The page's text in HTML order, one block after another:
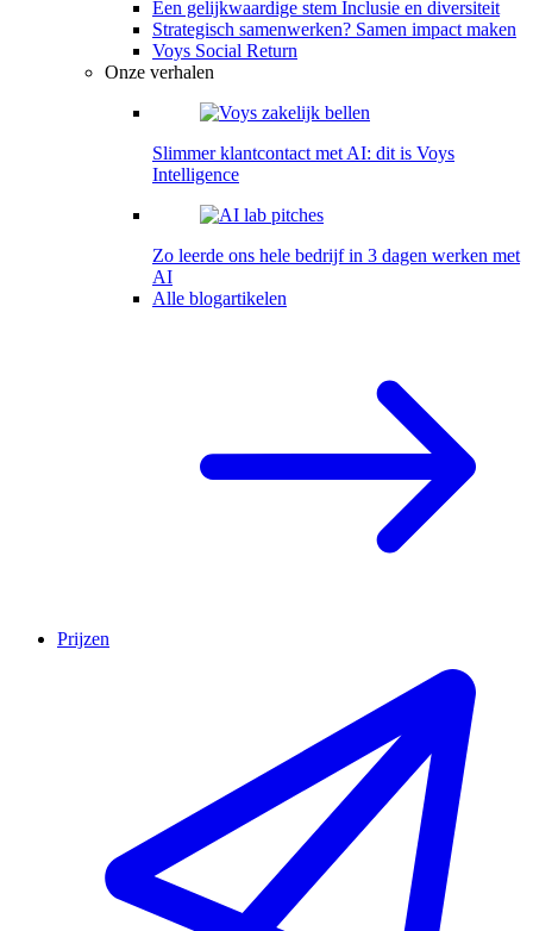
Een gelijkwaardige stem Inclusie en diversiteit
Strategisch samenwerken? Samen impact maken
Voys Social Return
Onze verhalen
Slimmer klantcontact met AI: dit is Voys
Intelligence
Zo leerde ons hele bedrijf in 3 dagen werken met
AI
Alle blogartikelen
Prijzen